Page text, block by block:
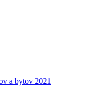
a bytov 2021